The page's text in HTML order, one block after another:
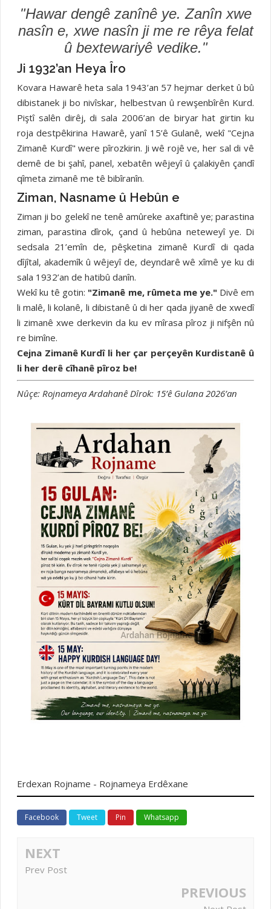
"Hawar dengê zanînê ye. Zanîn xwe
nasîn e, xwe nasîn ji me re rêya felat
û bextewariyê vedike."
Ji 1932’an Heya Îro
Kovara Hawarê heta sala 1943’an 57 hejmar derket û bû
dibistanek ji bo nivîskar, helbestvan û rewşenbîrên Kurd.
Piştî salên dirêj, di sala 2006’an de biryar hat girtin ku
roja destpêkirina Hawarê, yanî 15’ê Gulanê, wekî "Cejna
Zimanê Kurdî" were pîrozkirin. Ji wê rojê ve, her sal di vê
demê de bi şahî, panel, xebatên wêjeyî û çalakiyên çandî
qîmeta zimanê me tê bibîranîn.
Ziman, Nasname û Hebûn e
Ziman ji bo gelekî ne tenê amûreke axaftinê ye; parastina
ziman, parastina dîrok, çand û hebûna neteweyî ye. Di
sedsala 21’emîn de, pêşketina zimanê Kurdî di qada
dîjîtal, akademîk û wêjeyî de, deyndarê wê xîmê ye ku di
sala 1932’an de hatibû danîn.
Wekî ku tê gotin: "Zimanê me, rûmeta me ye." Divê em
li malê, li kolanê, li dibistanê û di her qada jiyanê de xwedî
li zimanê xwe derkevin da ku ev mîrasa pîroz ji nifşên nû
re bimîne.
Cejna Zimanê Kurdî li her çar perçeyên Kurdistanê û
li her derê cîhanê pîroz be!
Nûçe: Rojnameya Ardahanê Dîrok: 15’ê Gulana 2026’an
Erdexan Rojname - Rojnameya Erdêxane
Facebook Tweet Pin Whatsapp
NEXT
Prev Post
PREVIOUS